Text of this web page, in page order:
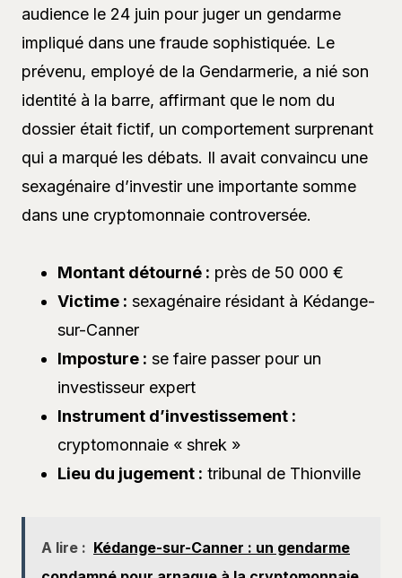
audience le 24 juin pour juger un gendarme
impliqué dans une fraude sophistiquée. Le
prévenu, employé de la Gendarmerie, a nié son
identité à la barre, affirmant que le nom du
dossier était fictif, un comportement surprenant
qui a marqué les débats. Il avait convaincu une
sexagénaire d’investir une importante somme
dans une cryptomonnaie controversée.
Montant détourné : près de 50 000 €
Victime : sexagénaire résidant à Kédange-
sur-Canner
Imposture : se faire passer pour un
investisseur expert
Instrument d’investissement :
cryptomonnaie « shrek »
Lieu du jugement : tribunal de Thionville
A lire : Kédange-sur-Canner : un gendarme